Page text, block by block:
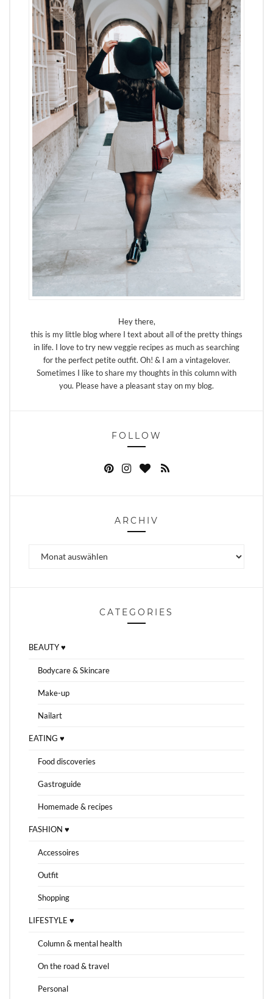
Hey there,
this is my little blog where I text about all of the pretty things
in life. I love to try new veggie recipes as much as searching
for the perfect petite outfit. Oh! & I am a vintagelover.
Sometimes I like to share my thoughts in this column with
you. Please have a pleasant stay on my blog.
FOLLOW
ARCHIV
CATEGORIES
BEAUTY ♥
Bodycare & Skincare
Make-up
Nailart
EATING ♥
Food discoveries
Gastroguide
Homemade & recipes
FASHION ♥
Accessoires
Outfit
Shopping
LIFESTYLE ♥
Column & mental health
On the road & travel
Personal